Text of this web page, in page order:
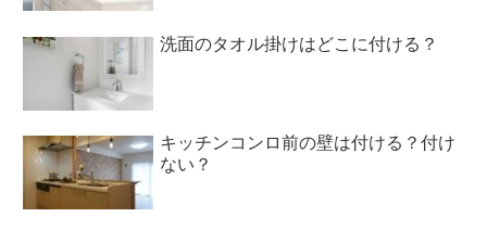
洗面のタオル掛けはどこに付ける？
キッチンコンロ前の壁は付ける？付け
ない？